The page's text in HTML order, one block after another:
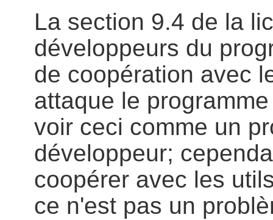
La section 9.4 de la
développeurs du
de coopération avec
attaque le
voir ceci comme un
développeur;
coopérer avec les
ce n'est pas un